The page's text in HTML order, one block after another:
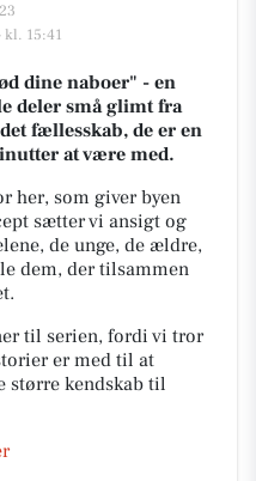
kl. 15:41
dine naboer" - en
deler små glimt fra
fællesskab, de er en
at være med.
her, som giver byen
sætter vi ansigt og
de unge, de ældre,
dem, der tilsammen
til serien, fordi vi tror
er med til at
større kendskab til